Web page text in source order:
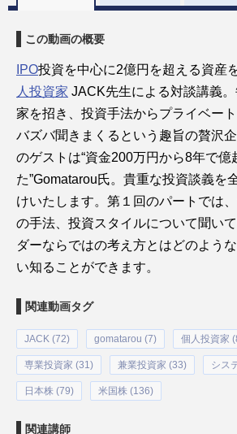
この動画の概要
IPO投資を中心に2億円を超える資産
人投資家 JACK先生による対談講義
家を招き、投資手法からプライベー
バズバ聞きまくるという趣旨の贅沢
のゲストは“資金200万円から8年で億
た”Gomatarou氏。貴重な投資談義を
けいたします。第１回のパートでは
の手法、投資スタイルについて聞い
ダーならではの考え方とはどのよう
い知ることができます。
関連動画タグ
JACK (72) gomatarou (7) 個人投資家
専業投資家 (31) 兼業投資家 (33) シス
日本株 (79) 米国株 (136)
関連講師